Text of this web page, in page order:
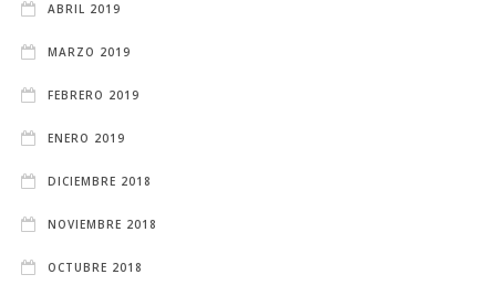
ABRIL 2019
MARZO 2019
FEBRERO 2019
ENERO 2019
DICIEMBRE 2018
NOVIEMBRE 2018
OCTUBRE 2018